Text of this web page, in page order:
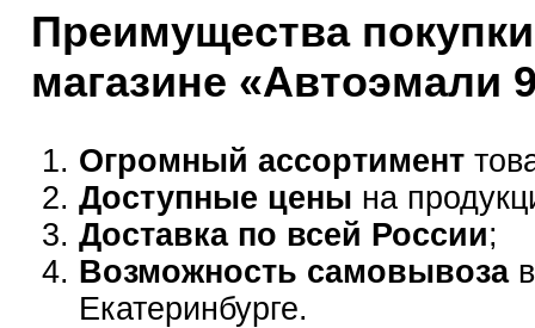
Преимущества
магазине «Автоэмали
Огромный ассортимент
Доступные цены на
Доставка по всей России;
Возможность самовывозав
Екатеринбурге.